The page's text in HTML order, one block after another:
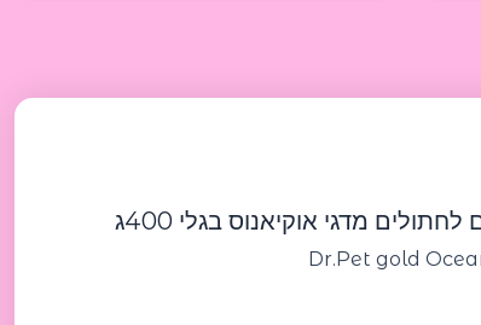
מדגי אוקיאנוס בגלי 400ג
Dr.Pet gold
Ocean
Fish
in